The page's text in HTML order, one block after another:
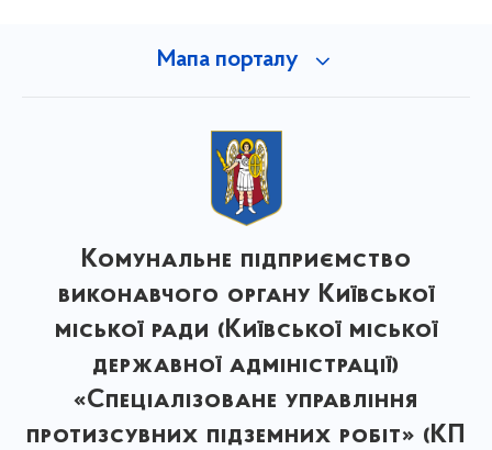
Мапа порталу
Комунальне підприємство
виконавчого органу Київської
міської ради (Київської міської
державної адміністрації)
«Спеціалізоване управління
протизсувних підземних робіт» (КП